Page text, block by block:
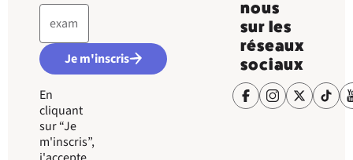
Je m'inscris
En
cliquant
sur “Je
m'inscris”,
nous
sur les
réseaux
sociaux